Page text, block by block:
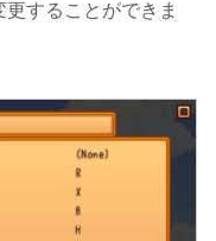
することができま